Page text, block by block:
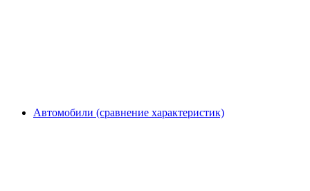
Автомобили (сравнение характеристик)